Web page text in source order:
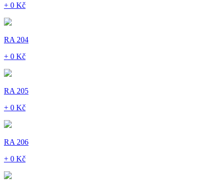
+ 0 Kč
RA 204
+ 0 Kč
RA 205
+ 0 Kč
RA 206
+ 0 Kč